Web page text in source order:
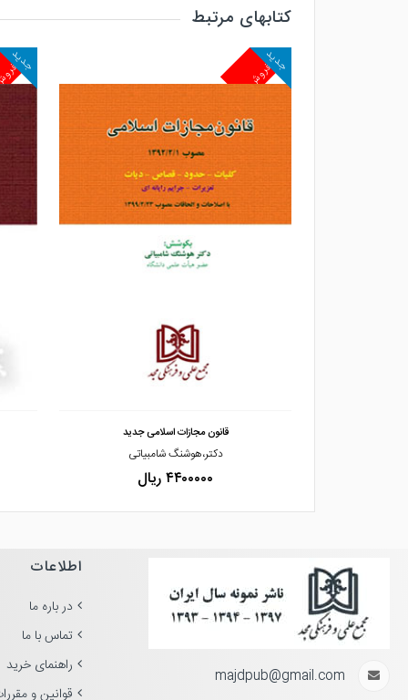
کتابهای مرتبط
پرفروش
جدید
قانون مجازات اسلامی جدید
دکتر،هوشنگ شامبیاتی
۴۴۰۰۰۰۰ ریال
جدید
majdpub@gmail.com
اطلاعات
در باره ما
تماس با ما
راهنمای خرید
قوانین و